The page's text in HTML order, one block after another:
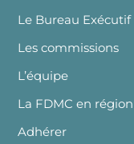
Le Bureau Exécutif
Les commissions
L’équipe
La FDMC en région
Adhérer